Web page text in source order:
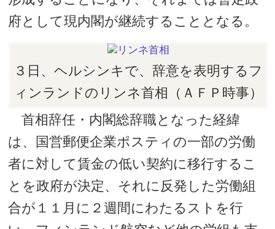
府として現内閣が継続することとなる。
３日、ヘルシンキで、辞意を表明するフ
ィンランドのリンネ首相（ＡＦＰ時事）
首相辞任・内閣総辞職となった経緯
は、国営郵便企業ポスティの一部の労働
者に対して賃金の低い契約に移行するこ
とを政府が決定、それに反発した労働組
合が１１月に２週間にわたるストを行